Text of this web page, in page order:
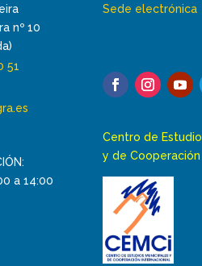
nº 10
51
a 14:00
Sede electrónica
Centro de
y de